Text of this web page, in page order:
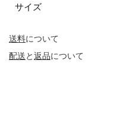
送料について
配送と返品について
サイズ